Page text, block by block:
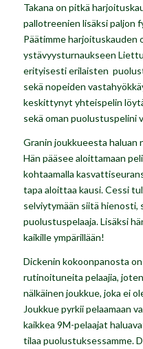
Takana on pitkä
pallotreenien lisäksi paljon
Päätimme harjoituskauden
ystävyysturnaukseen
erityisesti erilaisten
sekä nopeiden
keskittynyt yhteispelin
sekä oman puolustuspelini
Granin joukkueesta haluan
Hän pääsee aloittamaan
kohtaamalla
tapa aloittaa kausi. Cessi
selviytymään siitä hienosti,
puolustuspelaaja. Lisäksi
kaikille ympärillään!
Dickenin kokoonpanosta
rutinoituneita pelaajia,
nälkäinen joukkue, joka ei
Joukkue pyrkii pelaamaan
kaikkea 9M-pelaajat
tilaa puolustuksessamme.